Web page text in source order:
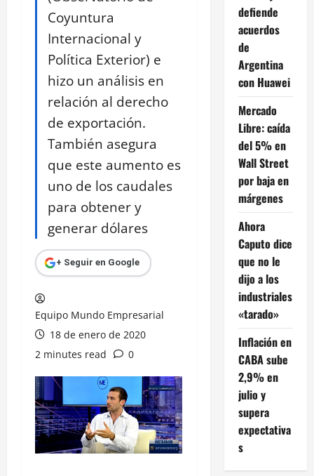
Coyuntura
Internacional y
Política Exterior) e
hizo un análisis en
relación al derecho
de exportación.
También asegura
que este aumento es
uno de los caudales
para obtener y
generar dólares
+ Seguir en Google
Equipo Mundo Empresarial
18 de enero de 2020
2 minutes read
0
defiende
acuerdos
de
Argentina
con Huawei
Mercado
Libre: caída
del 5% en
Wall Street
por baja en
márgenes
Ahora
Caputo dice
que no le
dijo a los
industriales
«tarado»
Inflación en
CABA sube
2,9% en
julio y
supera
expectativa
s